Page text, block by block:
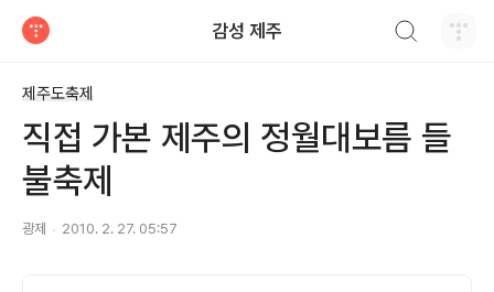
감성 제주
제주도축제
직접 가본 제주의 정월대보름 들
불축제
광제 2010. 2. 27. 05:57